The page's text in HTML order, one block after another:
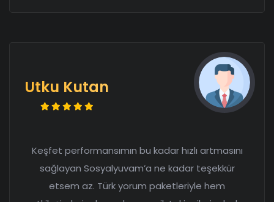
Utku Kutan
Keşfet performansımın bu kadar hızlı artmasını
sağlayan Sosyalyuvam’a ne kadar teşekkür
etsem az. Türk yorum paketleriyle hem